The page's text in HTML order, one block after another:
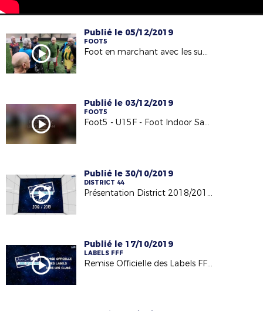
Publié le 05/12/2019
FOOT5
Foot en marchant avec les super vétérans sur terrain Foot5 (03/12/19)
Publié le 03/12/2019
FOOT5
Foot5 - U15F - Foot Indoor Sautron 30/11/19
Publié le 30/10/2019
DISTRICT 44
Présentation District 2018/2019 - Rapport Moral Vidéo
Publié le 17/10/2019
LABELS FFF
Remise Officielle des Labels FFF dans les clubs